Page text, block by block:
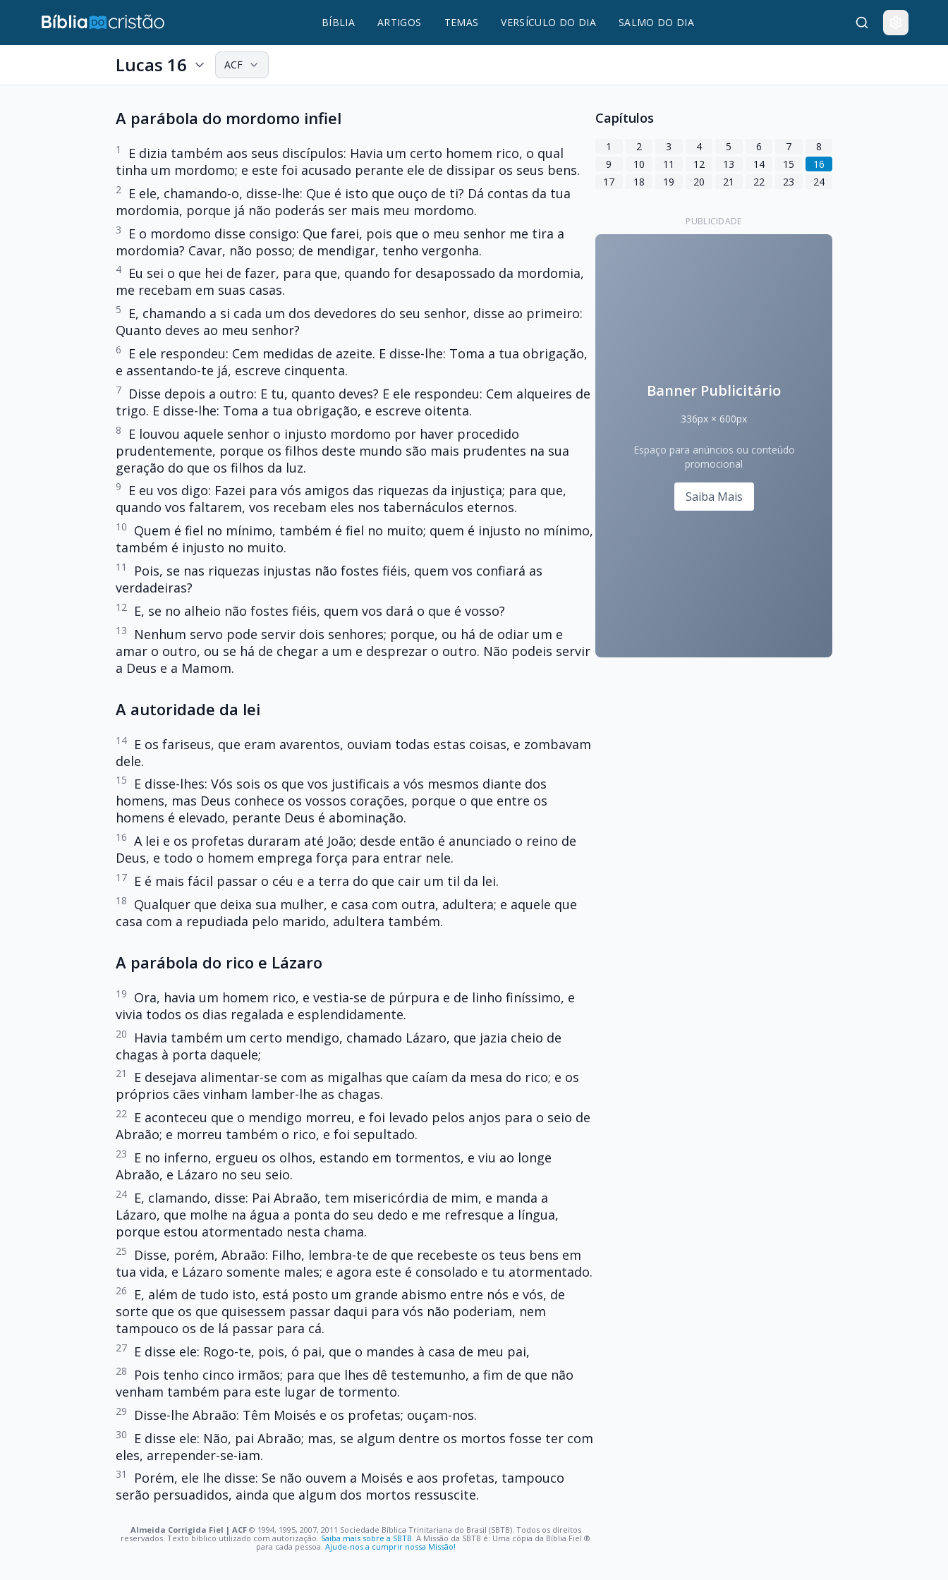
BÍBLIA ARTIGOS TEMAS VERSÍCULO DO DIA SALMO DO DIA
Lucas 16 ACF
A parábola do mordomo infiel
1
E dizia também aos seus discípulos: Havia um certo homem rico, o qual
tinha um mordomo; e este foi acusado perante ele de dissipar os seus bens.
2
E ele, chamando-o, disse-lhe: Que é isto que ouço de ti? Dá contas da tua
mordomia, porque já não poderás ser mais meu mordomo.
3
E o mordomo disse consigo: Que farei, pois que o meu senhor me tira a
mordomia? Cavar, não posso; de mendigar, tenho vergonha.
4
Eu sei o que hei de fazer, para que, quando for desapossado da mordomia,
me recebam em suas casas.
5
E, chamando a si cada um dos devedores do seu senhor, disse ao primeiro:
Quanto deves ao meu senhor?
6
E ele respondeu: Cem medidas de azeite. E disse-lhe: Toma a tua obrigação,
e assentando-te já, escreve cinquenta.
7
Disse depois a outro: E tu, quanto deves? E ele respondeu: Cem alqueires de
trigo. E disse-lhe: Toma a tua obrigação, e escreve oitenta.
8
E louvou aquele senhor o injusto mordomo por haver procedido
prudentemente, porque os filhos deste mundo são mais prudentes na sua
geração do que os filhos da luz.
9
E eu vos digo: Fazei para vós amigos das riquezas da injustiça; para que,
quando vos faltarem, vos recebam eles nos tabernáculos eternos.
10
Quem é fiel no mínimo, também é fiel no muito; quem é injusto no mínimo,
também é injusto no muito.
11
Pois, se nas riquezas injustas não fostes fiéis, quem vos confiará as
verdadeiras?
12 E, se no alheio não fostes fiéis, quem vos dará o que é vosso?
13
Nenhum servo pode servir dois senhores; porque, ou há de odiar um e
amar o outro, ou se há de chegar a um e desprezar o outro. Não podeis servir
a Deus e a Mamom.
A autoridade da lei
14
E os fariseus, que eram avarentos, ouviam todas estas coisas, e zombavam
dele.
15
E disse-lhes: Vós sois os que vos justificais a vós mesmos diante dos
homens, mas Deus conhece os vossos corações, porque o que entre os
homens é elevado, perante Deus é abominação.
16 A lei e os profetas duraram até João; desde então é anunciado o reino de
Deus, e todo o homem emprega força para entrar nele.
17 E é mais fácil passar o céu e a terra do que cair um til da lei.
18
Qualquer que deixa sua mulher, e casa com outra, adultera; e aquele que
casa com a repudiada pelo marido, adultera também.
A parábola do rico e Lázaro
19
Ora, havia um homem rico, e vestia-se de púrpura e de linho finíssimo, e
vivia todos os dias regalada e esplendidamente.
20
Havia também um certo mendigo, chamado Lázaro, que jazia cheio de
chagas à porta daquele;
21
E desejava alimentar-se com as migalhas que caíam da mesa do rico; e os
próprios cães vinham lamber-lhe as chagas.
22
E aconteceu que o mendigo morreu, e foi levado pelos anjos para o seio de
Abraão; e morreu também o rico, e foi sepultado.
23
E no inferno, ergueu os olhos, estando em tormentos, e viu ao longe
Abraão, e Lázaro no seu seio.
24
E, clamando, disse: Pai Abraão, tem misericórdia de mim, e manda a
Lázaro, que molhe na água a ponta do seu dedo e me refresque a língua,
porque estou atormentado nesta chama.
25
Disse, porém, Abraão: Filho, lembra-te de que recebeste os teus bens em
tua vida, e Lázaro somente males; e agora este é consolado e tu atormentado.
26
E, além de tudo isto, está posto um grande abismo entre nós e vós, de
sorte que os que quisessem passar daqui para vós não poderiam, nem
tampouco os de lá passar para cá.
27 E disse ele: Rogo-te, pois, ó pai, que o mandes à casa de meu pai,
28
Pois tenho cinco irmãos; para que lhes dê testemunho, a fim de que não
venham também para este lugar de tormento.
29 Disse-lhe Abraão: Têm Moisés e os profetas; ouçam-nos.
30
E disse ele: Não, pai Abraão; mas, se algum dentre os mortos fosse ter com
eles, arrepender-se-iam.
31
Porém, ele lhe disse: Se não ouvem a Moisés e aos profetas, tampouco
serão persuadidos, ainda que algum dos mortos ressuscite.
Almeida Corrigida Fiel | ACF©️ 1994, 1995, 2007, 2011 Sociedade Bíblica Trinitariana do Brasil (SBTB). Todos os direitos
reservados. Texto bíblico utilizado com autorização. Saiba mais sobre a SBTB. A Missão da SBTB é: Uma cópia da Bíblia Fiel ®️
para cada pessoa. Ajude-nos a cumprir nossa Missão!
Capítulos
1 2 3 4 5 6 7
8
9
10 11 12 13 14 15
16
17
18 19 20 21 22 23 24
PUBLICIDADE
Banner Publicitário
336px × 600px
Espaço para anúncios ou conteúdo
promocional
Saiba Mais